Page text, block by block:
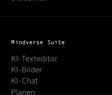
Mindverse Suite
KI-Texteditor
KI-Bilder
KI-Chat
Planen